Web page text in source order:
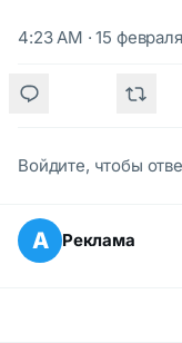
4:23 AM · 15
Войдите, чтобы
А Реклама